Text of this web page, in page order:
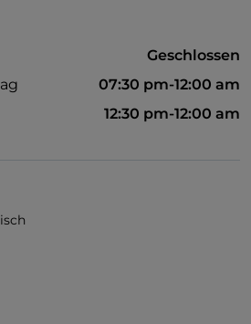
Geschlossen
07:30 pm-12:00 am
12:30 pm-12:00 am